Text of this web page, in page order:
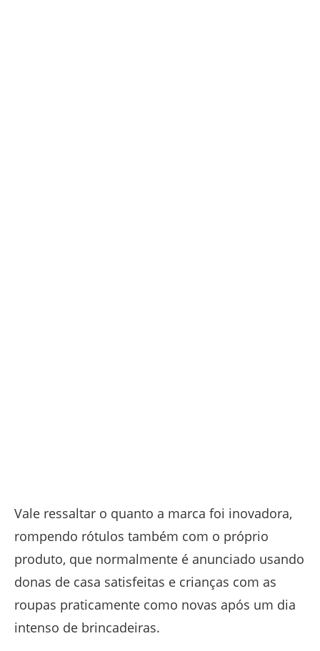
Vale ressaltar o quanto a marca foi inovadora,
rompendo rótulos também com o próprio
produto, que normalmente é anunciado usando
donas de casa satisfeitas e crianças com as
roupas praticamente como novas após um dia
intenso de brincadeiras.